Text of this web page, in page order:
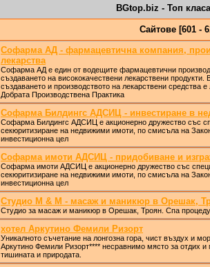
BGtop.biz - Топ
Сайтове [601 -
Софарма АД - фармацевтична компания,
лекарства
Софарма АД е един от водещите фармацевтични
създаването на висококачествени лекарствени продукти.
създаването и производството на лекарствени средства
Добрата Производствена Практика
Софарма Билдингс АДСИЦ - инвестиране в
Софарма Билдингс АДСИЦ е акционерно дружество със
секюритизиране на недвижими имоти, по смисъла на
инвестиционна цел
Софарма имоти АДСИЦ - придобиване и
Софарма имоти АДСИЦ е акционерно дружество със
секюритизиране на недвижими имоти, по смисъла на
инвестиционна цел
Студио М & М - масаж и маникюр в Орешак,
Студио за масаж и маникюр в Орешак, Троян. Спа
хотел Аркутино Фемили Ризорт
Уникалното съчетание на лонгозна гора, чист въздух и
Аркутино Фемили Ризорт**** несравнимо място за отдих и
тишината и природата.